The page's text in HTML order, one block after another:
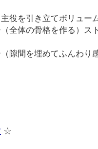
役を引き立てボリュー
全体の骨格を作る）ス
隙間を埋めてふんわり
☆